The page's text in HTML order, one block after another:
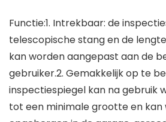
Functie:1. Intrekbaar: de
telescopische stang en de
kan worden aangepast aan de
gebruiker.2. Gemakkelijk op te
inspectiespiegel kan na gebruik
tot een minimale grootte en kan